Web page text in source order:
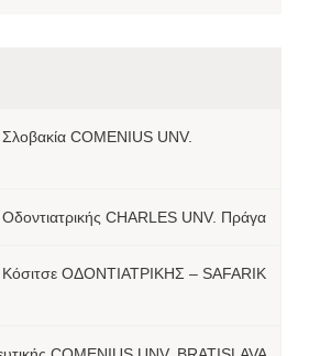
COMENIUS UNV.
Οδοντιατρικής CHARLES UNV. Πράγα
Κόσιτσε ΟΔΟΝΤΙΑΤΡΙΚΗΣ – SAFARIK